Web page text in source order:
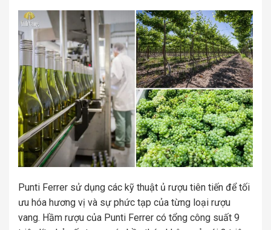
Punti Ferrer sử dụng các kỹ thuật ủ rượu tiên tiến để tối
ưu hóa hương vị và sự phức tạp của từng loại rượu
vang. Hầm rượu của Punti Ferrer có tổng công suất 9